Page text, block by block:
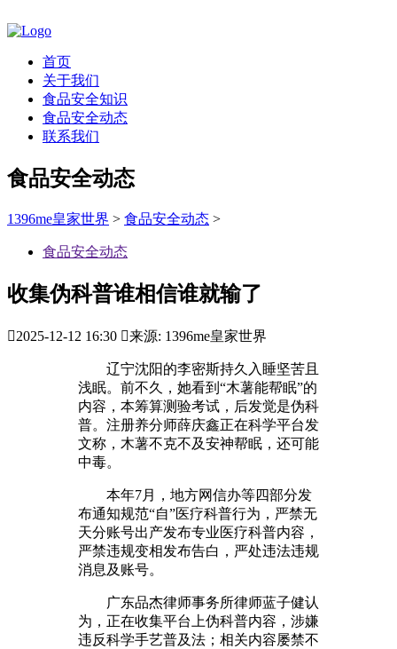
首页
关于我们
食品安全知识
食品安全动态
联系我们
食品安全动态
1396me皇家世界 > 食品安全动态 >
食品安全动态
收集伪科普谁相信谁就输了
2025-12-12 16:30 来源: 1396me皇家世界
辽宁沈阳的李密斯持久入睡坚苦且
浅眠。前不久，她看到“木薯能帮眠”的
内容，本筹算测验考试，后发觉是伪科
普。注册养分师薛庆鑫正在科学平台发
文称，木薯不克不及安神帮眠，还可能
中毒。
本年7月，地方网信办等四部分发
布通知规范“自”医疗科普行为，严禁无
天分账号出产发布专业医疗科普内容，
严禁违规变相发布告白，严处违法违规
消息及账号。
广东品杰律师事务所律师蓝子健认
为，正在收集平台上伪科普内容，涉嫌
违反科学手艺普及法；相关内容屡禁不